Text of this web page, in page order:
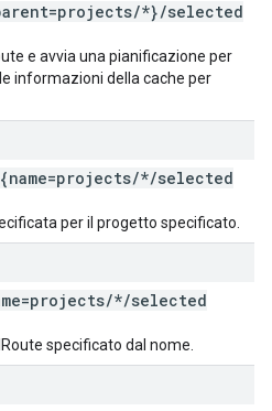
/*}/selected
e avvia una pianificazione per
informazioni della cache per
{name=projects/*/selected
per il progetto specificato.
/*/selected
specificato dal nome.